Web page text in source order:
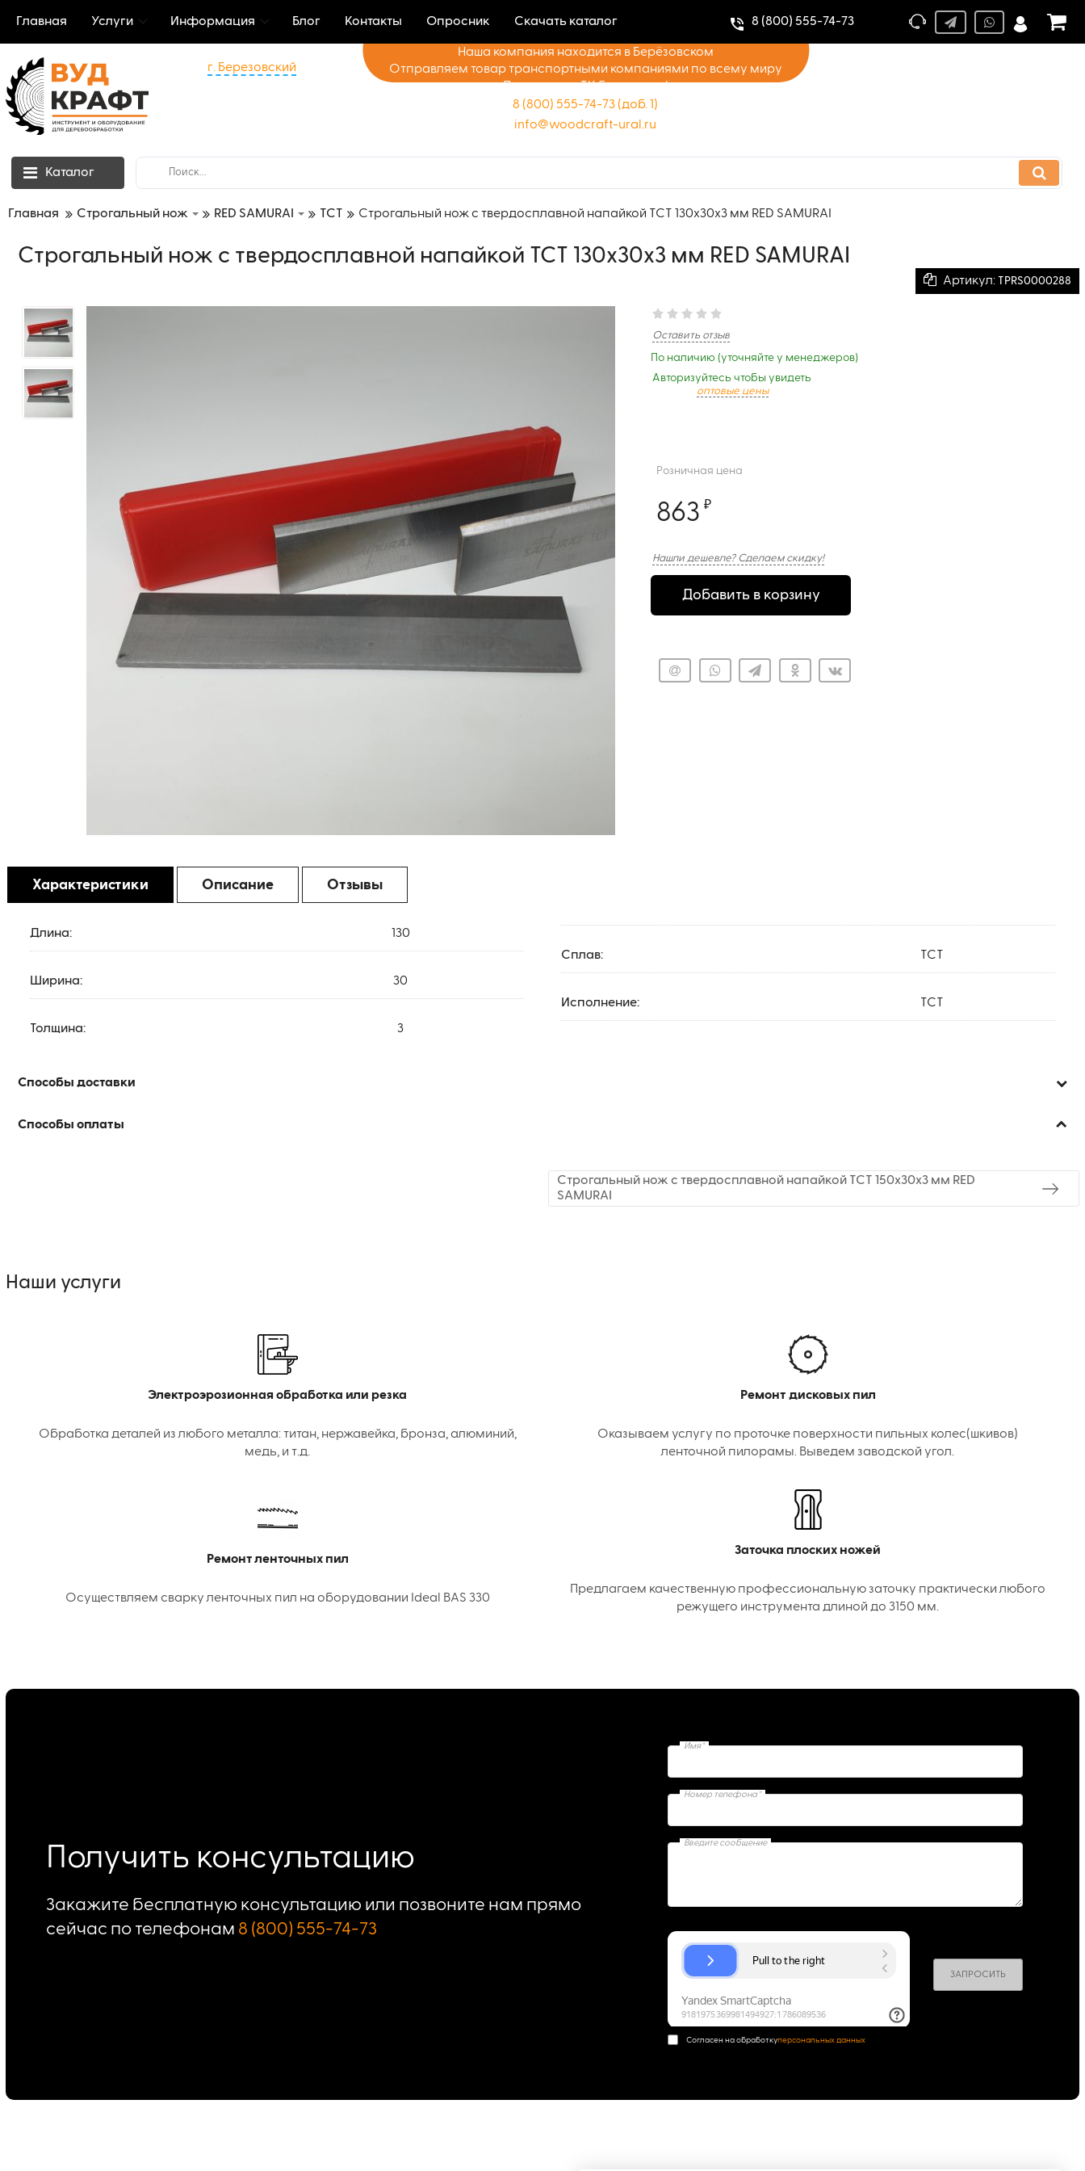
Главная Услуги Информация Блог Контакты Опросник Скачать каталог 8 (800) 555-74-73
г. Березовский
Наша компания находится в Берёзовском
Отправляем товар транспортными компаниями по всему миру
Доставка до ТК бесплатно!
8 (800) 555-74-73 (доб. 1)
info@woodcraft-ural.ru
Каталог
Главная Строгальный нож RED SAMURAI ТСТ Строгальный нож с твердосплавной напайкой TCT 130x30x3 мм RED SAMURAI
Строгальный нож с твердосплавной напайкой TCT 130x30x3 мм RED SAMURAI
Артикул: TPRS0000288
Оставить отзыв
По наличию (уточняйте у менеджеров)
Авторизуйтесь чтобы увидеть
оптовые цены
Розничная цена
863 ₽
Нашли дешевле? Сделаем скидку!
Добавить в корзину
Характеристики Описание Отзывы
Длина: 130
Ширина: 30
Толщина: 3
Сплав: ТСТ
Исполнение: TCT
Способы доставки
Способы оплаты
Строгальный нож с твердосплавной напайкой TCT 150x30x3 мм RED
SAMURAI
Наши услуги
Электроэрозионная обработка или резка
Обработка деталей из любого металла: титан, нержавейка, бронза, алюминий,
медь, и т.д.
Ремонт дисковых пил
Оказываем услугу по проточке поверхности пильных колес(шкивов)
ленточной пилорамы. Выведем заводской угол.
Ремонт ленточных пил
Осуществляем сварку ленточных пил на оборудовании Ideal BAS 330
Заточка плоских ножей
Предлагаем качественную профессиональную заточку практически любого
режущего инструмента длиной до 3150 мм.
Получить консультацию
Закажите бесплатную консультацию или позвоните нам прямо
сейчас по телефонам 8 (800) 555-74-73
Имя*
Номер телефона*
Введите сообщение
ЗАПРОСИТЬ
Согласен на обработкуперсональных данных